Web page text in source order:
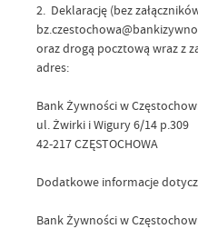
2. Deklarację (bez
oraz drogą pocztową wraz z
adres:
Bank Żywności w
ul. Żwirki i Wigury 6/14 p.309
42-217 CZĘSTOCHOWA
Dodatkowe informacje
Bank Żywności w